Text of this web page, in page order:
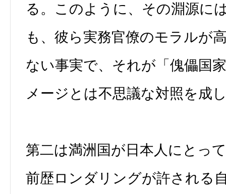
る。このように、その淵源に
も、彼ら実務官僚のモラルが
ない事実で、それが「傀儡国
メージとは不思議な対照を成
第二は満洲国が日本人にとっ
前歴ロンダリングが許される